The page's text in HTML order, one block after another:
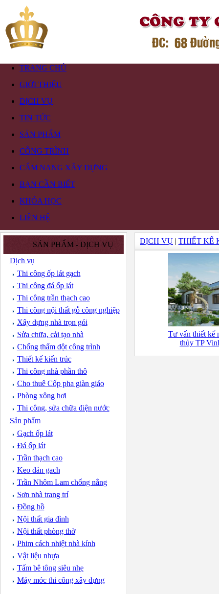
TRANG CHỦ
GIỚI THIỆU
DỊCH VỤ
TIN TỨC
SẢN PHẨM
CÔNG TRÌNH
CẨM NANG XÂY DỰNG
BẠN CẦN BIẾT
KHÓA HỌC
LIÊN HỆ
SẢN PHẨM - DỊCH VỤ
Dịch vụ
Thi công ốp lát gạch
Thi công đá ốp lát
Thi công trần thạch cao
Thi công nội thất gỗ công nghiệp
Xây dựng nhà trọn gói
Sửa chữa, cải tạo nhà
Chống thấm dột công trình
Thiết kế kiến trúc
Thi công nhà phần thô
Cho thuê Cốp pha giàn giáo
Phòng xông hơi
Thi công, sửa chữa điện nước
Sản phẩm
Gạch ốp lát
Đá ốp lát
Trần thạch cao
Keo dán gach
Trần Nhôm Lam chống nắng
Sơn nhà trang trí
Đồng hồ
Nội thất gia đình
Nội thất phòng thờ
Phim cách nhiệt nhà kính
Vật liệu nhựa
Tấm bê tông siêu nhẹ
Máy móc thi công xây dựng
DỊCH VỤ | THIẾT KẾ
Tư vấn thiết kế
thủy TP